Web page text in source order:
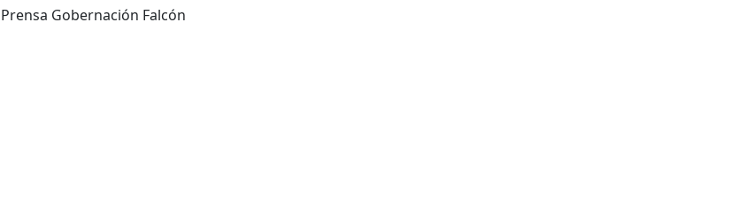
Prensa Gobernación Falcón